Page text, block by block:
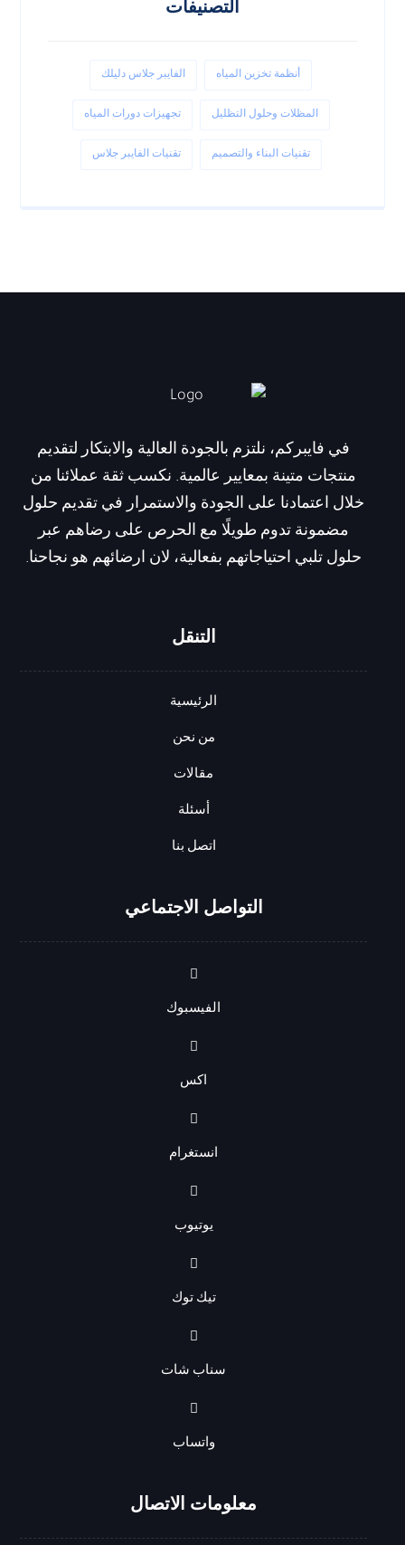
التصنيفات
أنظمة تخزين المياه الفايبر جلاس دليلك
المظلات وحلول التظليل تجهيزات دورات المياه
تقنيات البناء والتصميم تقنيات الفايبر جلاس
في فايبركم، نلتزم بالجودة العالية والابتكار لتقديم
منتجات متينة بمعايير عالمية. نكسب ثقة عملائنا من
خلال اعتمادنا على الجودة والاستمرار في تقديم حلول
مضمونة تدوم طويلًا مع الحرص على رضاهم عبر
حلول تلبي احتياجاتهم بفعالية، لان ارضائهم هو نجاحنا.
التنقل
الرئيسية
من نحن
مقالات
أسئلة
اتصل بنا
التواصل الاجتماعي
الفيسبوك
اكس
انستغرام
يوتيوب
تيك توك
سناب شات
واتساب
معلومات الاتصال